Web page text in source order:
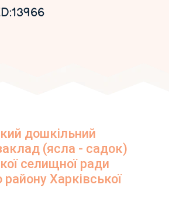
дошкільний
(ясла - садок)
селищної ради
району Харківської